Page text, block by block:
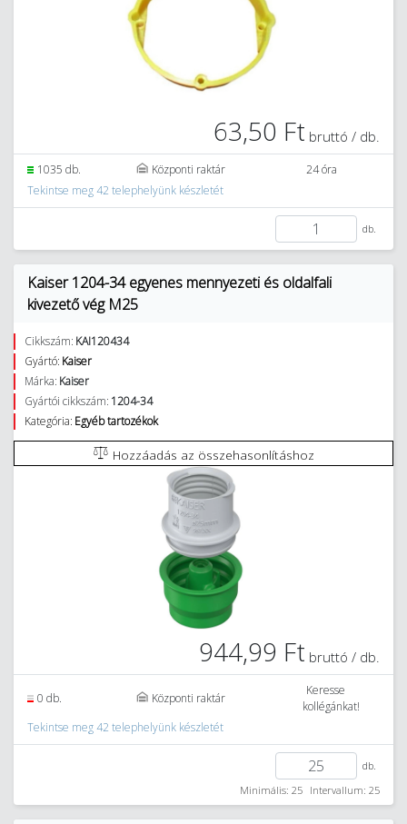
63,50 Ft bruttó / db.
1035 db. Központi raktár
24 óra
Tekintse meg 42 telephelyünk készletét
db.
Kaiser 1204-34 egyenes mennyezeti és oldalfali
kivezető vég M25
Cikkszám: KAI120434
Gyártó: Kaiser
Márka: Kaiser
Gyártói cikkszám: 1204-34
Kategória: Egyéb tartozékok
Hozzáadás az összehasonlításhoz
944,99 Ft bruttó / db.
0 db. Központi raktár
Keresse
kollégánkat!
Tekintse meg 42 telephelyünk készletét
db.
Minimális: 25 Intervallum: 25